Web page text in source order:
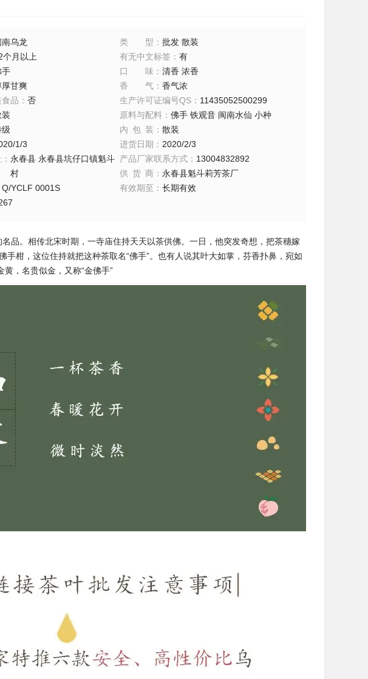
南乌龙 类型 ：批发 散装
个月以上 有无中文标签 ：有
手 口味 ：清香 浓香
厚甘爽 香气 ：香气浓
品 ： 否 生产许可证编号QS ： 11435052500299
原料与配料 ：佛手 铁观音 闽南水仙 小种
内包装 ：散装
1/3 进货日期 ： 2020/2/3
： 永春县 永春县坑仔口镇魁斗
村
产品厂家联系方式 ： 13004832892
供货商 ： 永春县魁斗莉芳茶厂
Q/YCLF 0001S 有效期至 ：长期有效
品。相传北宋时期，一寺庙住持天天以茶供佛。一日，他突发奇想，把茶穗嫁
柑，这位住持就把这种茶取名“佛手”。也有人说其叶大如掌，芬香扑鼻，宛如
，名贵似金，又称“金佛手”